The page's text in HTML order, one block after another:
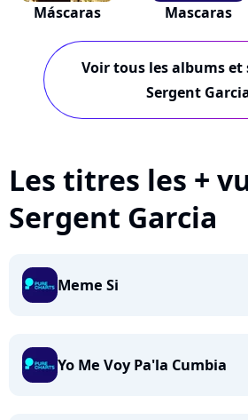
Máscaras Mascaras
Voir tous les albums et
Sergent
Les titres les +
Sergent Garcia
Meme Si
Yo Me Voy Pa'la Cumbia